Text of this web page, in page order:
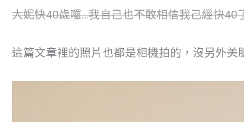
大妮快40歲囉…我自己也不敢相信我己經快40
這篇文章裡的照片也都是相機拍的，沒另外美